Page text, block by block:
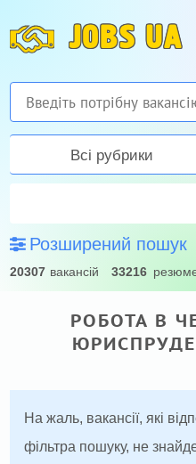
JOBS UA
Всі рубрики
Розширений пошук
20307 вакансій 33216
РОБОТА В
На жаль, вакансії, які
фільтра пошуку, не